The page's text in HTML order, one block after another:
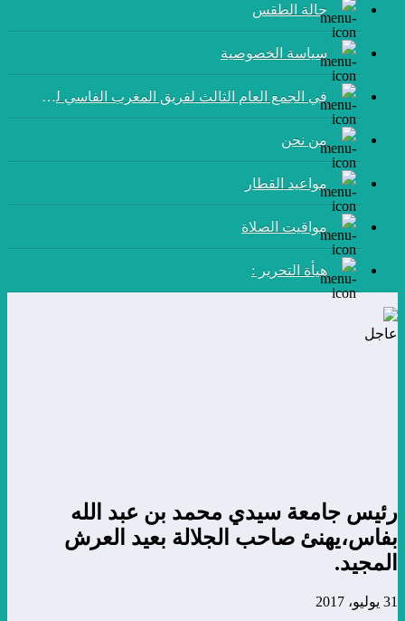
حالة الطقس
سياسة الخصوصية
في الجمع العام الثالث لفريق المغرب الفاسي لكرة القدم:
من نحن
مواعيد القطار
مواقيت الصلاة
هيأة التحرير :
عاجل
رئيس جامعة سيدي محمد بن عبد الله
بفاس،يهنئ صاحب الجلالة بعيد العرش
المجيد.
31 يوليو، 2017